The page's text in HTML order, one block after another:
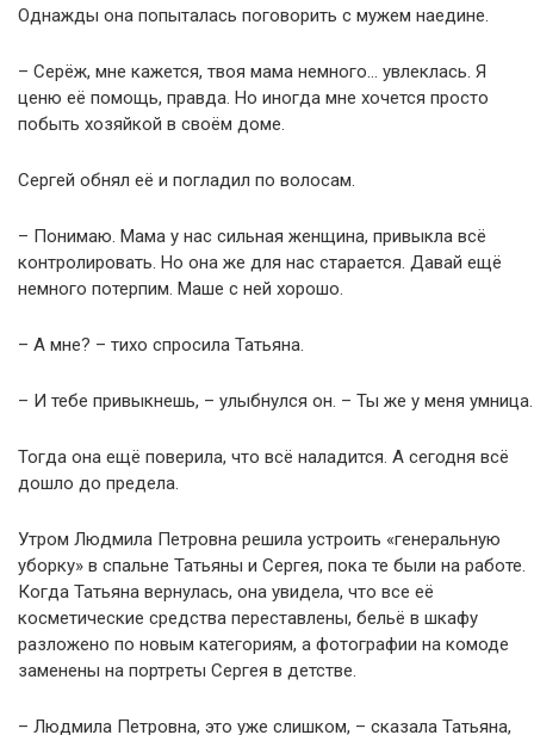
Однажды она попыталась поговорить с мужем наедине.
– Серёж, мне кажется, твоя мама немного… увлеклась. Я
ценю её помощь, правда. Но иногда мне хочется просто
побыть хозяйкой в своём доме.
Сергей обнял её и погладил по волосам.
– Понимаю. Мама у нас сильная женщина, привыкла всё
контролировать. Но она же для нас старается. Давай ещё
немного потерпим. Маше с ней хорошо.
– А мне? – тихо спросила Татьяна.
– И тебе привыкнешь, – улыбнулся он. – Ты же у меня умница.
Тогда она ещё поверила, что всё наладится. А сегодня всё
дошло до предела.
Утром Людмила Петровна решила устроить «генеральную
уборку» в спальне Татьяны и Сергея, пока те были на работе.
Когда Татьяна вернулась, она увидела, что все её
косметические средства переставлены, бельё в шкафу
разложено по новым категориям, а фотографии на комоде
заменены на портреты Сергея в детстве.
– Людмила Петровна, это уже слишком, – сказала Татьяна,